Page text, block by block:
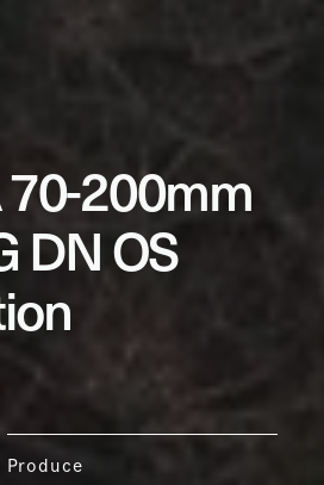
200mm
DN OS
Produce